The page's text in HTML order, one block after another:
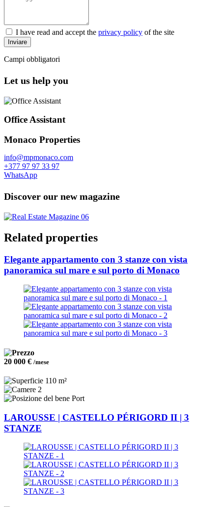
I have read and accept the privacy policy of the site
Inviare
Campi obbligatori
Let us help you
Office Assistant
Monaco Properties
info@mpmonaco.com
+377 97 97 33 97
WhatsApp
Discover our new magazine
Related properties
Elegante appartamento con 3 stanze con vista
panoramica sul mare e sul porto di Monaco
20 000 € /mese
110 m²
2
Port
LAROUSSE | CASTELLO PÉRIGORD II | 3
STANZE